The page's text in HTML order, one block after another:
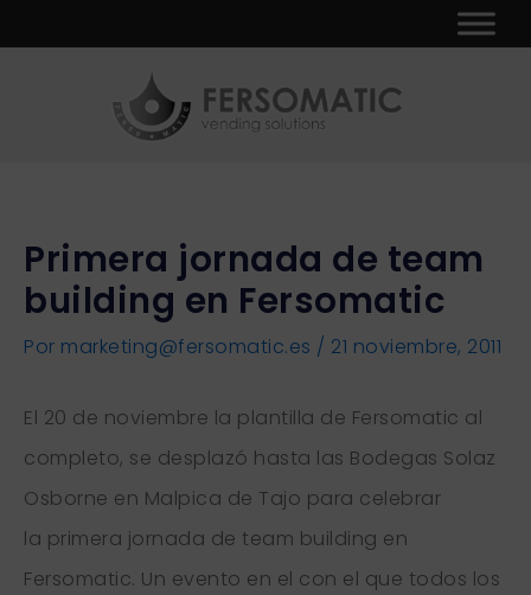
Primera jornada de team
building en Fersomatic
Por marketing@fersomatic.es / 21 noviembre, 2011
El 20 de noviembre la plantilla de Fersomatic al
completo, se desplazó hasta las Bodegas Solaz
Osborne en Malpica de Tajo para celebrar
la primera jornada de team building en
Fersomatic. Un evento en el con el que todos los